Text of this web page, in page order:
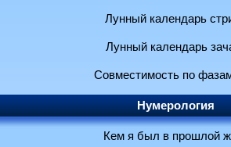
Лунный календарь
Лунный календарь
Совместимость по
Нумерология
Кем я был в прошлой